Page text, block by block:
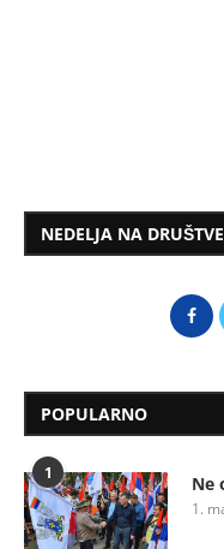
NEDELJA NA
POPULARNO
1 Ne
1.